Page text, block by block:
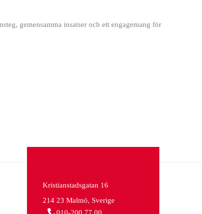
gemensamma insatser och ett engagemang för
Kristianstadsgatan 16
214 23 Malmö, Sverige
010-200 77 00